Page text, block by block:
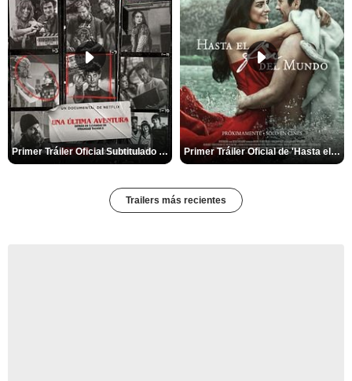
Primer Tráiler Oficial Subtitulado de 'Una última aventura: Detrás de cámaras de Stranger Things 5' Primer Tráiler Oficial de 'Hasta el fin del mundo'
Trailers más recientes